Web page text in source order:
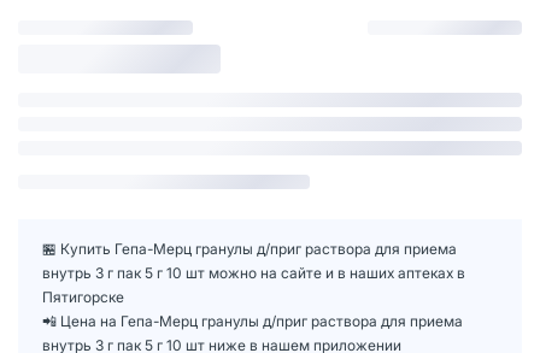
🏪 Купить Гепа-Мерц гранулы д/приг раствора для приема
внутрь 3 г пак 5 г 10 шт можно на сайте и в наших аптеках в
Пятигорске
📲 Цена на Гепа-Мерц гранулы д/приг раствора для приема
внутрь 3 г пак 5 г 10 шт ниже в нашем приложении